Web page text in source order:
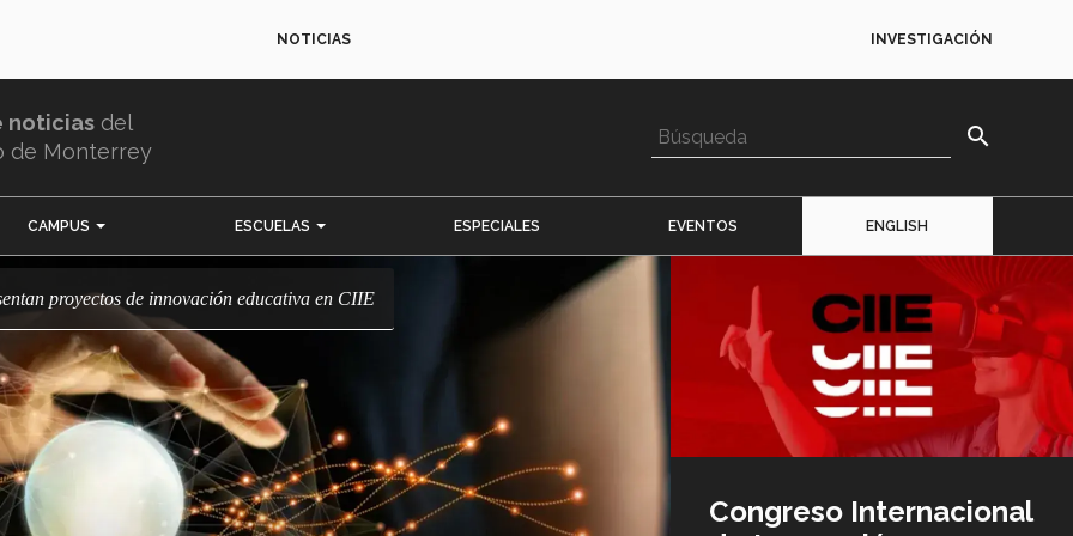
NOTICIAS INVESTIGACIÓN
noticias del
de Monterrey
search
CAMPUS ESCUELAS ESPECIALES EVENTOS ENGLISH
proyectos de innovación educativa en CIIE
Congreso Internacional